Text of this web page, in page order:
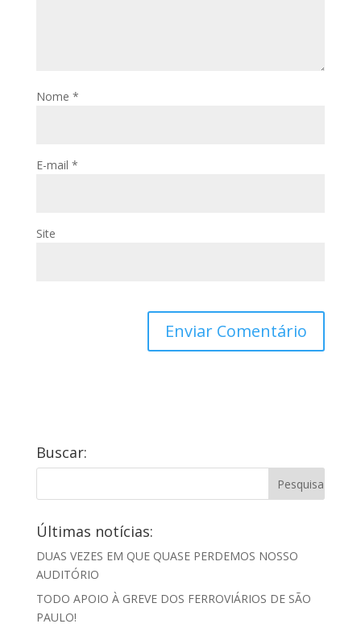
Nome *
E-mail *
Site
Buscar:
Últimas notícias:
DUAS VEZES EM QUE QUASE PERDEMOS NOSSO
AUDITÓRIO
TODO APOIO À GREVE DOS FERROVIÁRIOS DE SÃO
PAULO!